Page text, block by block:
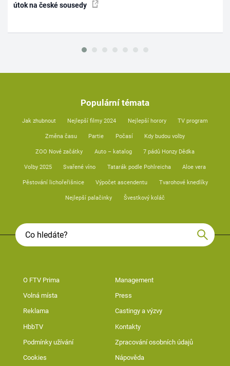
útok na české sousedy
Populární témata
Jak zhubnout Nejlepší filmy 2024 Nejlepší horory TV program
Změna času Partie Počasí Kdy budou volby
ZOO Nové začátky Auto – katalog 7 pádů Honzy Dědka
Volby 2025 Svařené víno Tatarák podle Pohlreicha Aloe vera
Pěstování lichořeřišnice Výpočet ascendentu Tvarohové knedlíky
Nejlepší palačinky Švestkový koláč
O FTV Prima Management
Volná místa Press
Reklama Castingy a výzvy
HbbTV Kontakty
Podmínky užívání Zpracování osobních údajů
Cookies Nápověda